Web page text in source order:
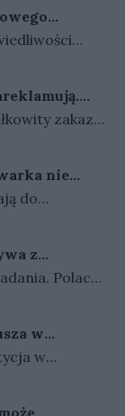
i
w
dla
auta i
ma grozić
zakaz
jednak
zakupowa i
nie
sposób
do
przewodów
straty
z
Polacy
oko na
w
w